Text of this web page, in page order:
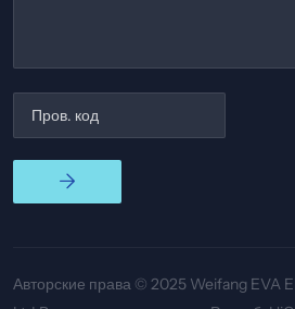
Авторские права © 2025 Weifang EVA